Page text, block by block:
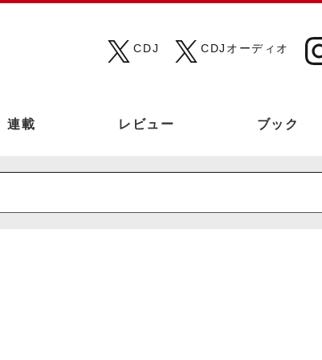
CDJ
CDJオーディオ
連載 レビュー ブック